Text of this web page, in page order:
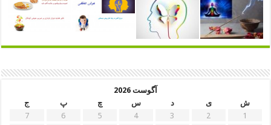
آگوست 2026
ش
ی د س چ پ
ج
1
2
3
4
5
6
7